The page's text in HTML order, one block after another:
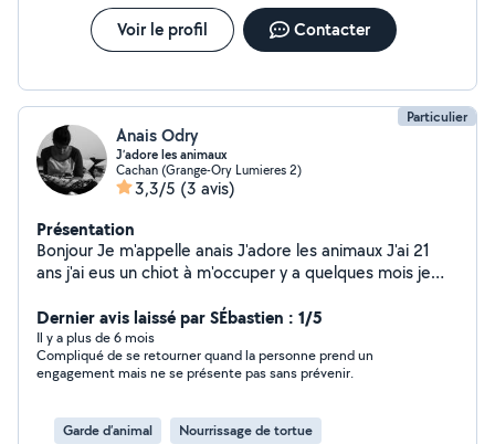
Voir le profil Contacter
Particulier
Anais Odry
J’adore les animaux
Cachan (Grange-Ory Lumieres 2)
3,3/5 (3 avis)
Présentation
Bonjour Je m'appelle anais J'adore les animaux J'ai 21
ans j'ai eus un chiot à m'occuper y a quelques mois je
Dernier avis laissé par SÉbastien : 1/5
Il y a plus de 6 mois
Compliqué de se retourner quand la personne prend un
engagement mais ne se présente pas sans prévenir.
Garde d’animal Nourrissage de tortue